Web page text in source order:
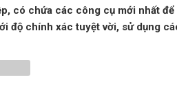
có chứa các công cụ mới nhất để
độ chính xác tuyệt vời, sử dụng